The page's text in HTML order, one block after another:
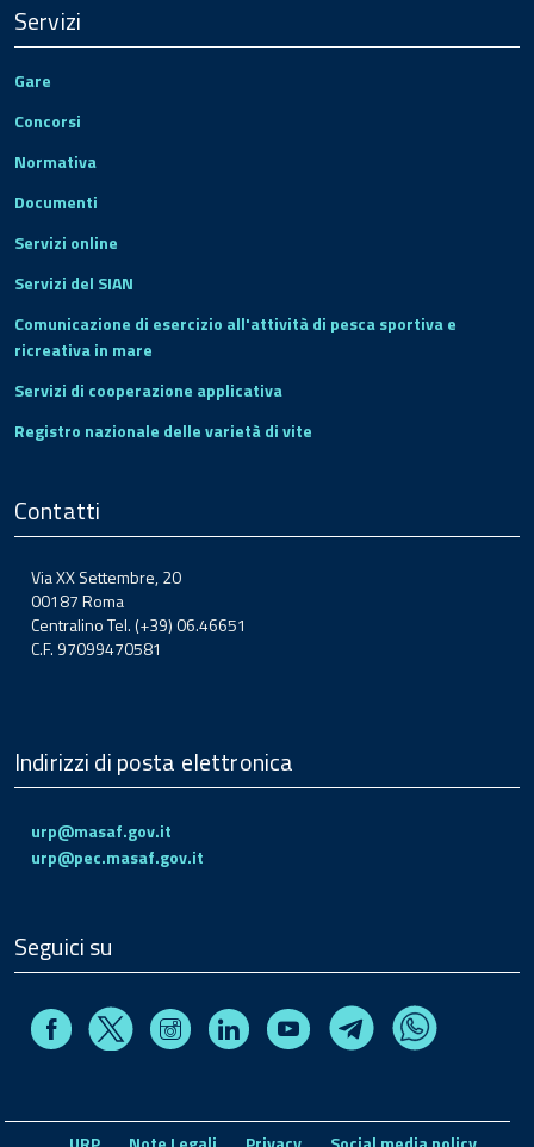
Servizi
Gare
Concorsi
Normativa
Documenti
Servizi online
Servizi del SIAN
Comunicazione di esercizio all'attività di pesca sportiva e
ricreativa in mare
Servizi di cooperazione applicativa
Registro nazionale delle varietà di vite
Contatti
Via XX Settembre, 20
00187 Roma
Centralino Tel. (+39) 06.46651
C.F. 97099470581
Indirizzi di posta elettronica
urp@masaf.gov.it
urp@pec.masaf.gov.it
Seguici su
FacebookX InstagramLinkedin Youtube TelegramWhatsapp